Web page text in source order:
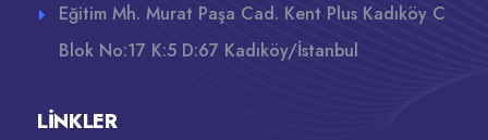
Eğitim Mh. Murat Paşa Cad. Kent Plus Kadıköy C
Blok No:17 K:5 D:67 Kadıköy/İstanbul
LINKLER